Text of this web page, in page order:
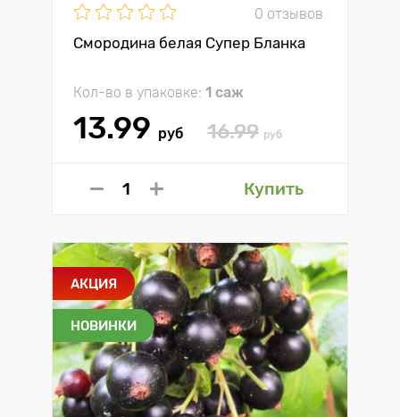
0 отзывов
Смородина белая Супер Бланка
Кол-во в упаковке: 1 саж
13.99 руб 16.99 руб
Купить
АКЦИЯ
НОВИНКИ